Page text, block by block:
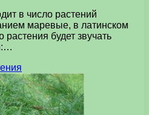
в число растений
маревые, в латинском
растения будет звучать